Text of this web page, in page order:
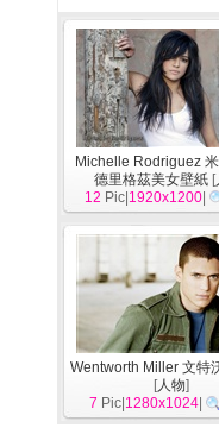
Michelle Rodriguez
德里格茲美女壁紙 [
12 Pic| 1920x1200
Wentworth Miller 文特
[人物]
7 Pic| 1280x1024